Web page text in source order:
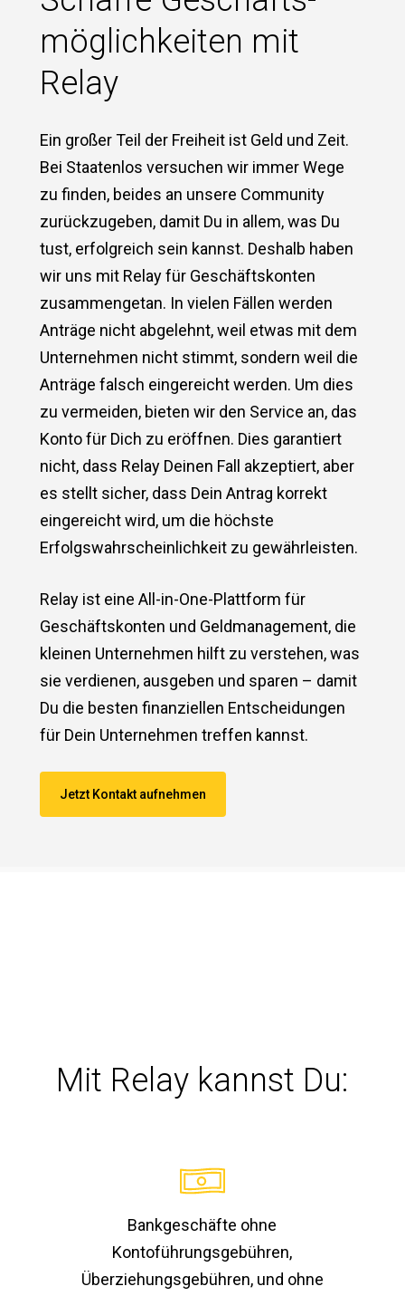
möglichkeiten mit
Relay
Ein großer Teil der Freiheit ist Geld und Zeit.
Bei Staatenlos versuchen wir immer Wege
zu finden, beides an unsere Community
zurückzugeben, damit Du in allem, was Du
tust, erfolgreich sein kannst. Deshalb haben
wir uns mit Relay für Geschäftskonten
zusammengetan. In vielen Fällen werden
Anträge nicht abgelehnt, weil etwas mit dem
Unternehmen nicht stimmt, sondern weil die
Anträge falsch eingereicht werden. Um dies
zu vermeiden, bieten wir den Service an, das
Konto für Dich zu eröffnen. Dies garantiert
nicht, dass Relay Deinen Fall akzeptiert, aber
es stellt sicher, dass Dein Antrag korrekt
eingereicht wird, um die höchste
Erfolgswahrscheinlichkeit zu gewährleisten.
Relay ist eine All-in-One-Plattform für
Geschäftskonten und Geldmanagement, die
kleinen Unternehmen hilft zu verstehen, was
sie verdienen, ausgeben und sparen – damit
Du die besten finanziellen Entscheidungen
für Dein Unternehmen treffen kannst.
Jetzt Kontakt aufnehmen
Mit Relay kannst Du:
Bankgeschäfte ohne
Kontoführungsgebühren,
Überziehungsgebühren, und ohne